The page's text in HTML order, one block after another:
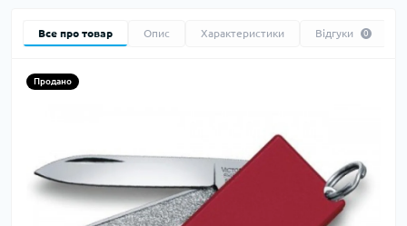
Все про товар Опис Характеристики Відгуки 0
Продано